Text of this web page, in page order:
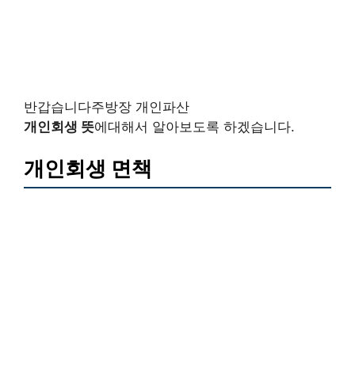
반갑습니다주방장 개인파산
개인회생 뜻에대해서 알아보도록 하겠습니다.
개인회생 면책